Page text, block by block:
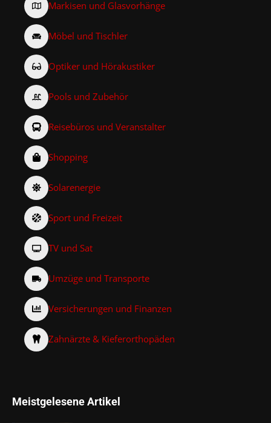
Markisen und Glasvorhänge
Möbel und Tischler
Optiker und Hörakustiker
Pools und Zubehör
Reisebüros und Veranstalter
Shopping
Solarenergie
Sport und Freizeit
TV und Sat
Umzüge und Transporte
Versicherungen und Finanzen
Zahnärzte & Kieferorthopäden
Meistgelesene Artikel